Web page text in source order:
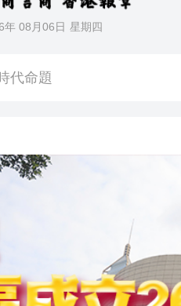
年 08月06日 星期四
法公正處理黎智英求情 罪
代命題
新帶動消費約18億元
解鎖閱讀新玩法
法公正處理黎智英求情 罪
宏福苑火災獨立委員會工